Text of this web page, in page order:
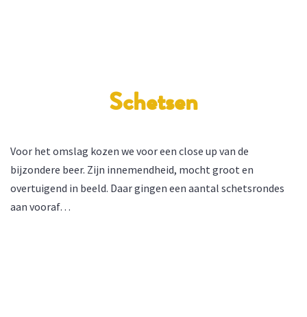
Schetsen
Voor het omslag kozen we voor een close up van de
bijzondere beer. Zijn innemendheid, mocht groot en
overtuigend in beeld. Daar gingen een aantal schetsrondes
aan vooraf…